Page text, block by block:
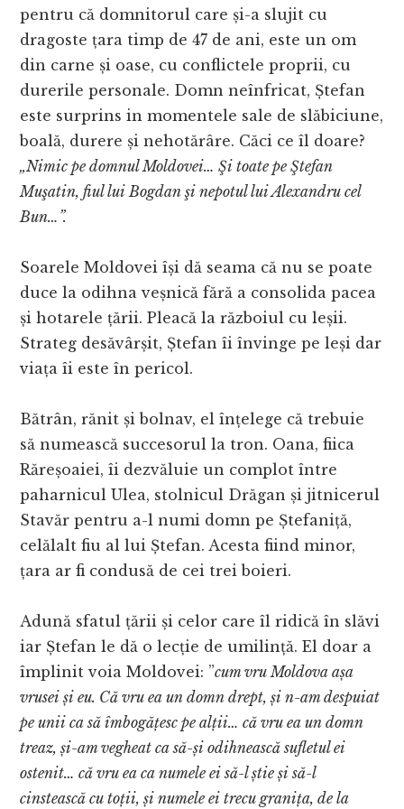
pentru că domnitorul care și-a slujit cu
dragoste țara timp de 47 de ani, este un om
din carne și oase, cu conflictele proprii, cu
durerile personale. Domn neînfricat, Ștefan
este surprins in momentele sale de slăbiciune,
boală, durere și nehotărâre. Căci ce îl doare?
„Nimic pe domnul Moldovei… Şi toate pe Ştefan
Muşatin, fiul lui Bogdan şi nepotul lui Alexandru cel
Bun… ”.
Soarele Moldovei își dă seama că nu se poate
duce la odihna veșnică fără a consolida pacea
și hotarele țării. Pleacă la războiul cu leșii.
Strateg desăvârșit, Ștefan îi învinge pe leși dar
viața îi este în pericol.
Bătrân, rănit și bolnav, el înțelege că trebuie
să numească succesorul la tron. Oana, fiica
Răreșoaiei, îi dezvăluie un complot între
paharnicul Ulea, stolnicul Drăgan și jitnicerul
Stavăr pentru a-l numi domn pe Ștefaniță,
celălalt fiu al lui Ștefan. Acesta fiind minor,
țara ar fi condusă de cei trei boieri.
Adună sfatul țării și celor care îl ridică în slăvi
iar Ștefan le dă o lecție de umilință. El doar a
împlinit voia Moldovei: ”cum vru Moldova așa
vrusei și eu. Că vru ea un domn drept, și n-am despuiat
pe unii ca să îmbogățesc pe alții… că vru ea un domn
treaz, și-am vegheat ca să-și odihnească sufletul ei
ostenit… că vru ea ca numele ei să-l știe și să-l
cinstească cu toții, și numele ei trecu granița, de la